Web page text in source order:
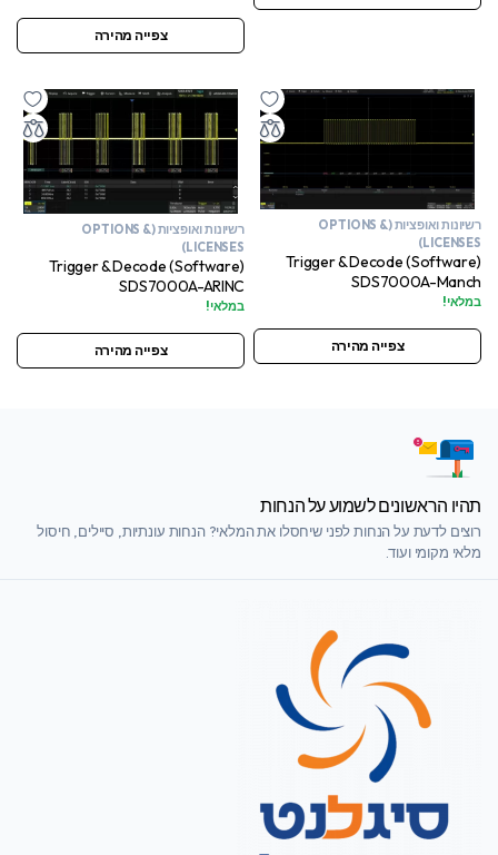
צפייה מהירה
רשיונות ואופציות (OPTIONS &
LICENSES)
Trigger & Decode (Software)
SDS7000A-Manch
במלאי!
צפייה מהירה
רשיונות ואופציות (OPTIONS &
LICENSES)
Trigger & Decode (Software)
SDS7000A-ARINC
במלאי!
צפייה מהירה
תהיו הראשונים לשמוע על הנחות
רוצים לדעת על הנחות לפני שיחסלו את המלאי? הנחות עונתיות, סיילים, חיסול
מלאי מקומי ועוד.